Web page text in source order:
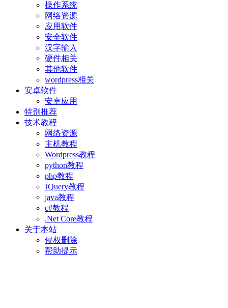
操作系统
网络资源
应用软件
安全软件
汉字输入
硬件相关
其他软件
wordpress相关
安卓软件
安卓应用
特别推荐
技术教程
网络资源
主机教程
Wordpress教程
python教程
php教程
JQuery教程
java教程
c#教程
.Net Core教程
关于本站
侵权删除
帮助提示